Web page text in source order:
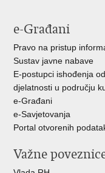
e-Građani
Pravo na pristup
Sustav javne nabave
E-postupci ishođenja
djelatnosti u području
e-Građani
e-Savjetovanja
Portal otvorenih
Važne